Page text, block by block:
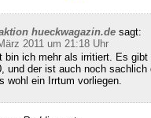
hueckwagazin.de sagt:
2011 um 21:18 Uhr
bin ich mehr als irritiert. Es gibt
und der ist auch noch
wohl ein Irrtum vorliegen.